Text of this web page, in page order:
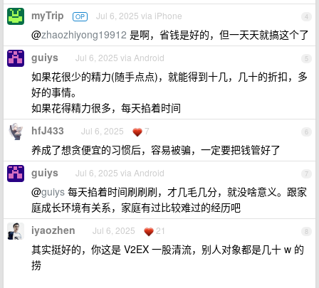
4
myTrip OP Jul 6, 2025 via iPhone
@zhaozhiyong19912 是啊，省钱是好的，但一天天就搞这个了
5
guiys Jul 6, 2025 via Android
如果花很少的精力(随手点点)，就能得到十几，几十的折扣，多
好的事情。
如果花得精力很多，每天掐着时间
6
hfJ433 Jul 6, 2025 7
养成了想贪便宜的习惯后，容易被骗，一定要把钱管好了
7
guiys Jul 6, 2025 via Android
@guiys 每天掐着时间刷刷刷，才几毛几分，就没啥意义。跟家
庭成长环境有关系，家庭有过比较难过的经历吧
8
iyaozhen Jul 6, 2025 21
其实挺好的，你这是 V2EX 一股清流，别人对象都是几十 w 的
捞